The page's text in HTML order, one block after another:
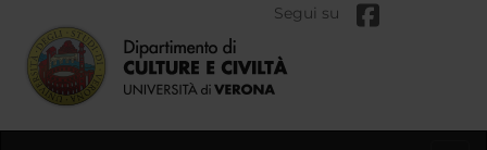
Segui su